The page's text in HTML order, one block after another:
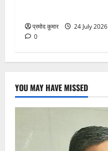
प्रमोद कुमार
24 July 2026
0
YOU MAY HAVE MISSED